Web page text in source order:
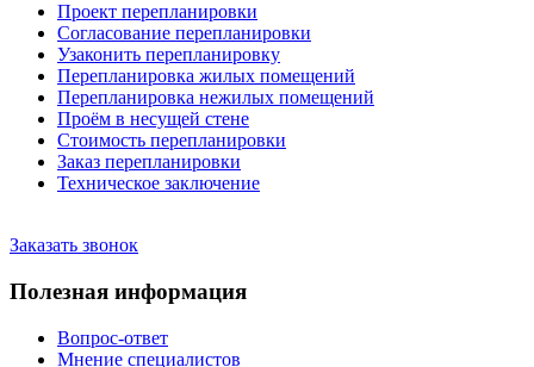
Проект перепланировки
Согласование перепланировки
Узаконить перепланировку
Перепланировка жилых помещений
Перепланировка нежилых помещений
Проём в несущей стене
Стоимость перепланировки
Заказ перепланировки
Техническое заключение
Заказать звонок
Полезная информация
Вопрос-ответ
Мнение специалистов